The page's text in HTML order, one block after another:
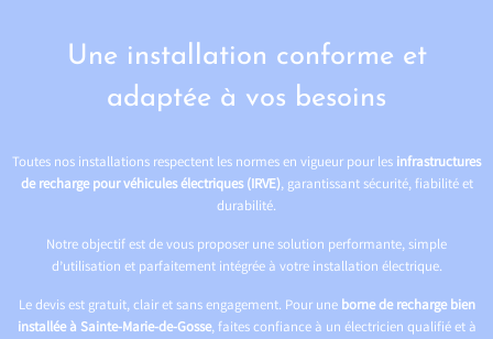
Une installation conforme et
adaptée à vos besoins
Toutes nos installations respectent les normes en vigueur pour les infrastructures
de recharge pour véhicules électriques (IRVE), garantissant sécurité, fiabilité et
durabilité.
Notre objectif est de vous proposer une solution performante, simple
d’utilisation et parfaitement intégrée à votre installation électrique.
Le devis est gratuit, clair et sans engagement. Pour une borne de recharge bien
installée à Sainte-Marie-de-Gosse, faites confiance à un électricien qualifié et à